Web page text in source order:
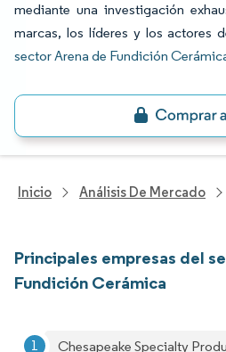
mediante una investigación
marcas, los líderes y los actores
sector Arena de Fundición
Inicio Análisis De Mercado
Principales empresas del
Fundición Cerámica
Chesapeake Specialty